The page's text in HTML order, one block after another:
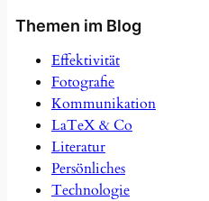
Themen im Blog
Effektivität
Fotografie
Kommunikation
LaTeX & Co
Literatur
Persönliches
Technologie